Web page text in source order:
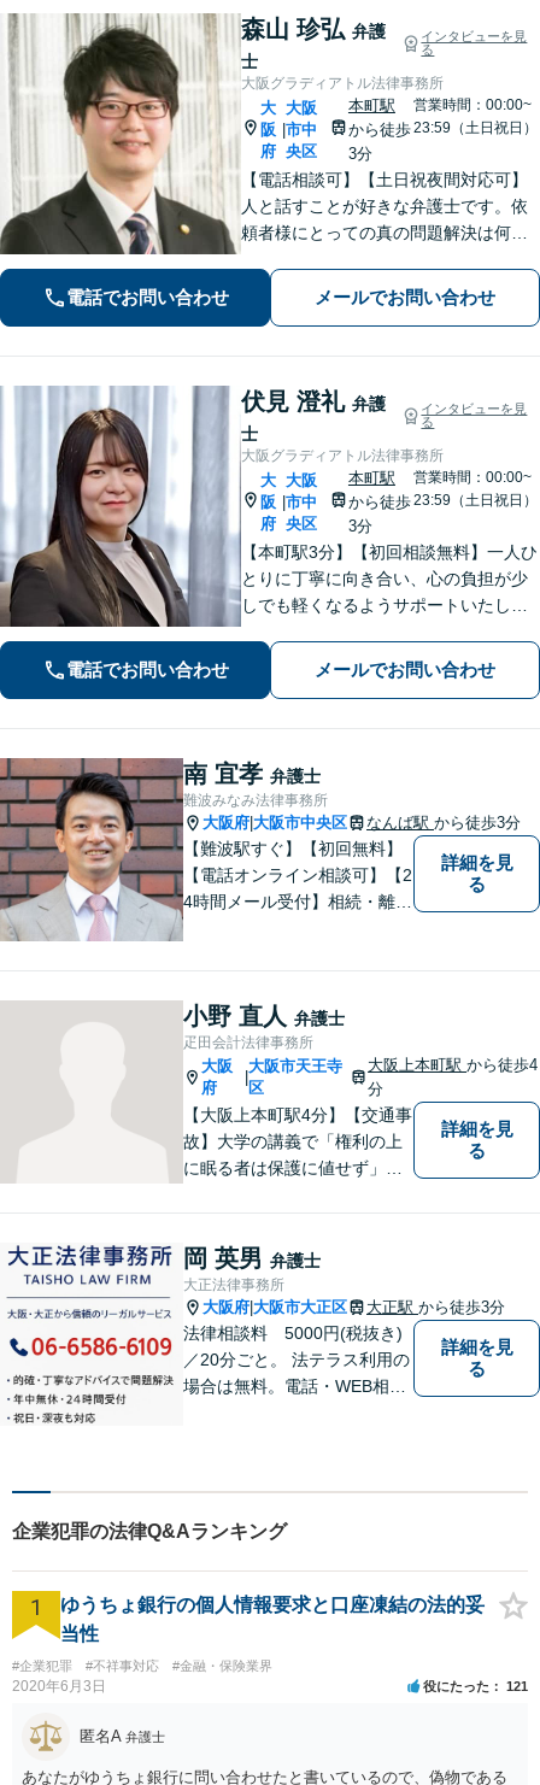
森山 珍弘 弁護
士
インタビューを見
る
大阪グラディアトル法律事務所
大
阪
府
大阪
市中
央区
本町駅
から徒歩
3分
営業時間：00:00~
23:59（土日祝日）
【電話相談可】【土日祝夜間対応可】
人と話すことが好きな弁護士です。依
頼者様にとっての真の問題解決は何
な対応を心がけます。離婚・刑事事
件・相続など何でもご相談ください。
電話でお問い合わせ メールでお問い合わせ
伏見 澄礼 弁護
士
インタビューを見
る
大阪グラディアトル法律事務所
大
阪
府
大阪
市中
央区
本町駅
から徒歩
3分
営業時間：00:00~
23:59（土日祝日）
【本町駅3分】【初回相談無料】一人ひ
とりに丁寧に向き合い、心の負担が少
しでも軽くなるようサポートいたしま
の暮らしまで見据えた支えを大切にし
ています。あなたの気持ちにしっかり
電話でお問い合わせ メールでお問い合わせ
南 宜孝 弁護士
難波みなみ法律事務所
大阪府 大阪市中央区 なんば駅 から徒歩3分
【難波駅すぐ】【初回無料】
【電話オンライン相談可】【2
4時間メール受付】相続・離
身近な弁護士であり続けるよ
う心掛けています。町のお医
者さんにかかる気分でぜひご
相談ください。
詳細を見
る
小野 直人 弁護士
疋田会計法律事務所
大阪
府
大阪市天王寺
区
大阪上本町駅から徒歩4
分
【大阪上本町駅4分】【交通事
故】大学の講義で「権利の上
に眠る者は保護に値せず」と
使できずにいる方々の力にな
りたいと弁護士を志しまし
た。 これまで多様なご相談に
向き合ってきた経験を活か
し、丁寧かつ柔軟な対応を心
がけています。
詳細を見
る
岡 英男 弁護士
大正法律事務所
大阪府 大阪市大正区 大正駅 から徒歩3分
法律相談料 5000円(税抜き)
／20分ごと。 法テラス利用の
場合は無料。電話・WEB相談
相談可能です。
詳細を見
る
企業犯罪の法律Q&Aランキング
1
ゆうちょ銀行の個人情報要求と口座凍結の法的妥
当性
#企業犯罪 #不祥事対応 #金融・保険業界
2020年6月3日 役にたった 121
匿名A 弁護士
あなたがゆうちょ銀行に問い合わせたと書いているので、偽物である